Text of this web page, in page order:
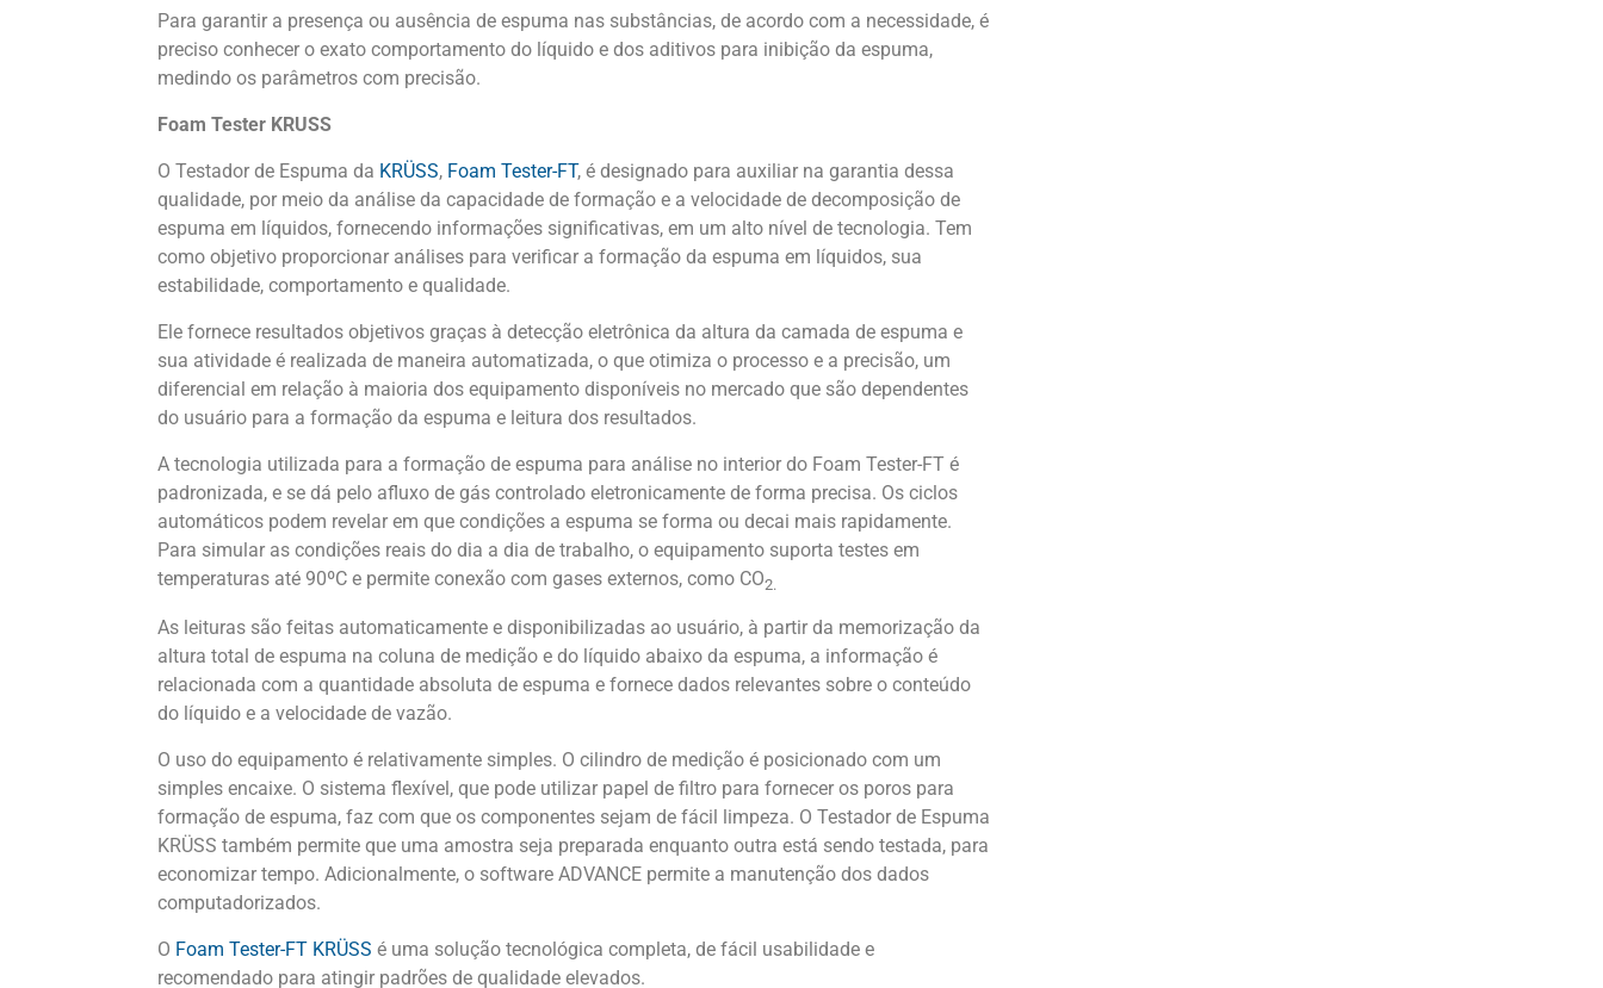
Para garantir a presença ou ausência de espuma nas substâncias, de acordo com a necessidade, é
preciso conhecer o exato comportamento do líquido e dos aditivos para inibição da espuma,
medindo os parâmetros com precisão.
Foam Tester KRUSS
O Testador de Espuma da KRÜSS, Foam Tester-FT, é designado para auxiliar na garantia dessa
qualidade, por meio da análise da capacidade de formação e a velocidade de decomposição de
espuma em líquidos, fornecendo informações significativas, em um alto nível de tecnologia. Tem
como objetivo proporcionar análises para verificar a formação da espuma em líquidos, sua
estabilidade, comportamento e qualidade.
Ele fornece resultados objetivos graças à detecção eletrônica da altura da camada de espuma e
sua atividade é realizada de maneira automatizada, o que otimiza o processo e a precisão, um
diferencial em relação à maioria dos equipamento disponíveis no mercado que são dependentes
do usuário para a formação da espuma e leitura dos resultados.
A tecnologia utilizada para a formação de espuma para análise no interior do Foam Tester-FT é
padronizada, e se dá pelo afluxo de gás controlado eletronicamente de forma precisa. Os ciclos
automáticos podem revelar em que condições a espuma se forma ou decai mais rapidamente.
Para simular as condições reais do dia a dia de trabalho, o equipamento suporta testes em
temperaturas até 90ºC e permite conexão com gases externos, como CO2.
As leituras são feitas automaticamente e disponibilizadas ao usuário, à partir da memorização da
altura total de espuma na coluna de medição e do líquido abaixo da espuma, a informação é
relacionada com a quantidade absoluta de espuma e fornece dados relevantes sobre o conteúdo
do líquido e a velocidade de vazão.
O uso do equipamento é relativamente simples. O cilindro de medição é posicionado com um
simples encaixe. O sistema flexível, que pode utilizar papel de filtro para fornecer os poros para
formação de espuma, faz com que os componentes sejam de fácil limpeza. O Testador de Espuma
KRÜSS também permite que uma amostra seja preparada enquanto outra está sendo testada, para
economizar tempo. Adicionalmente, o software ADVANCE permite a manutenção dos dados
computadorizados.
O Foam Tester-FT KRÜSS é uma solução tecnológica completa, de fácil usabilidade e
recomendado para atingir padrões de qualidade elevados.